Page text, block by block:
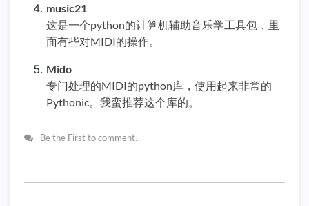
music21
这是一个python的计算机辅助音乐学工具包，里
面有些对MIDI的操作。
Mido
专门处理的MIDI的python库，使用起来非常的
Pythonic。我蛮推荐这个库的。
Be the First to comment.